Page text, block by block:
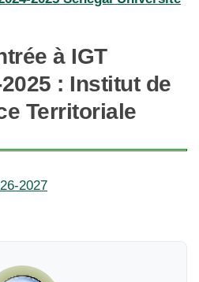
à IGT
: Institut de
Territoriale
2027